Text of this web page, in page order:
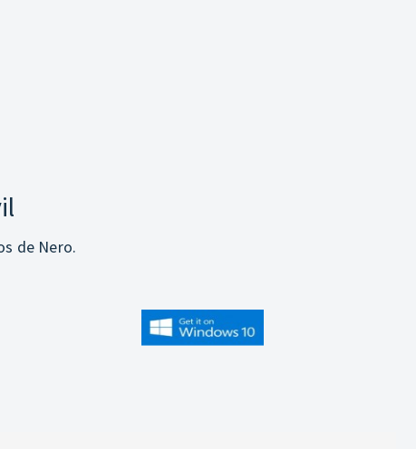
de Nero.